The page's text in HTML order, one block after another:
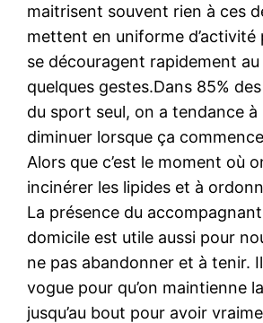
maitrisent souvent rien à ces
mettent en uniforme d’activité
se découragent rapidement
quelques gestes.Dans 85%
du sport seul, on a tendance à
diminuer lorsque ça
Alors que c’est le moment où
incinérer les lipides et à
La présence du
domicile est utile aussi pour
ne pas abandonner et à tenir.
vogue pour qu’on maintienne
jusqu’au bout pour avoir